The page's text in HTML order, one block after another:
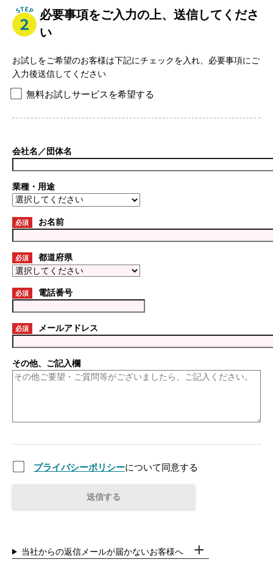
必要事項をご入力の上、送信してくださ
い
お試しをご希望のお客様は下記にチェックを入れ、必要事項にご
入力後送信してください
無料お試しサービスを希望する
会社名／団体名
業種・用途
必須 お名前
必須 都道府県
必須 電話番号
必須 メールアドレス
その他、ご記入欄
プライバシーポリシーについて同意する
当社からの返信メールが届かないお客様へ